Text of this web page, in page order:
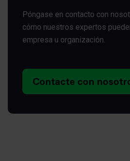
Póngase en contacto con
cómo nuestros expertos
empresa u organización.
Contacte con